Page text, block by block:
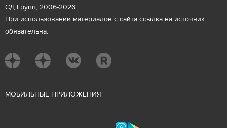
СД Групп, 2006-2026.
При использовании материалов с сайта ссылка на источник
обязательна.
МОБИЛЬНЫЕ ПРИЛОЖЕНИЯ